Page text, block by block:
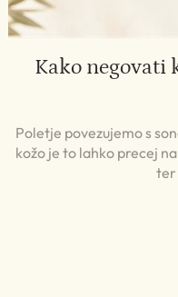
Kako negovati
Poletje povezujemo s
kožo je to lahko precej
ter